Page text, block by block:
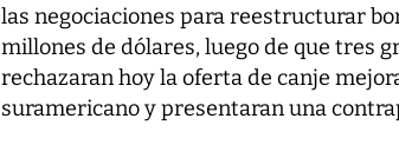
las negociaciones para reestructurar
millones de dólares, luego de que tres
rechazaran hoy la oferta de canje
suramericano y presentaran una